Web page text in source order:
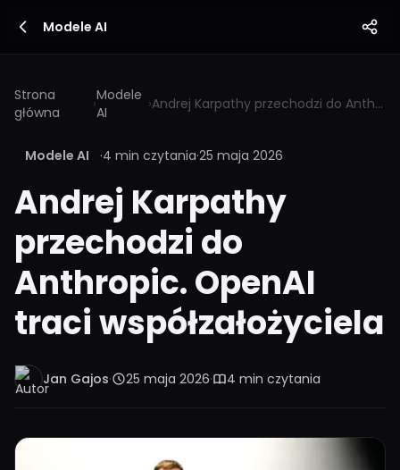
Modele AI
Strona
główna
›Modele
AI
› Andrej Karpathy przechodzi do Anthropic. OpenAI traci współzałożyciela
Modele AI ·4 min czytania·25 maja 2026
Andrej Karpathy
przechodzi do
Anthropic. OpenAI
traci współzałożyciela
Jan Gajos· 25 maja 2026· 4 min czytania